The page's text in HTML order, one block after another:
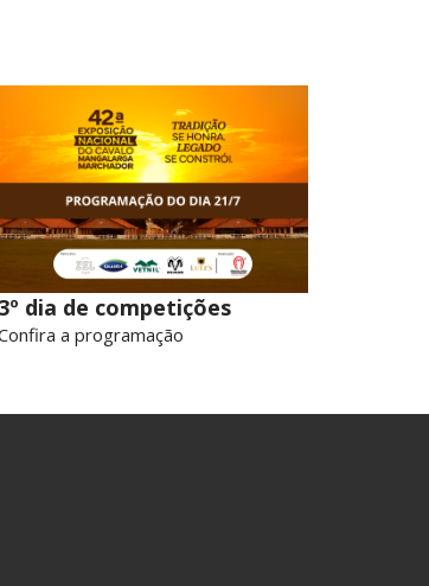
3º dia de competições
a programação